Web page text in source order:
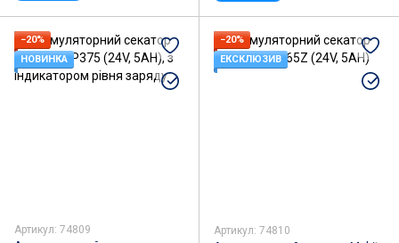
−20%
НОВИНКА
Артикул: 74809
−20%
ЕКСКЛЮЗИВ
Артикул: 74810